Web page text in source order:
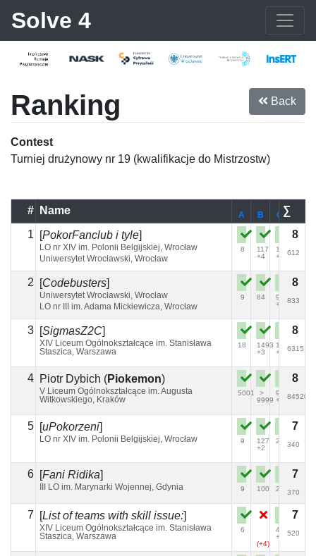
Solve 4
Ranking Back
Contest
Turniej drużynowy nr 19 (kwalifikacje do Mistrzostw)
# Name A B C ∑
1
[PokorFanclub i tyle]
LO nr XIV im. Polonii Belgijskiej, Wrocław
Uniwersytet Wrocławski, Wrocław
8
117
+4
19
+1
72
+2
8
612
2 [Codebusters]
Uniwersytet Wrocławski, Wrocław
LO nr III im. Adama Mickiewicza, Wrocław
9 84
95
+2
138
+2
8
833
3 [SigmasZ2C]
XIV Liceum Ogólnokształcące im. Stanisława
Staszica, Warszawa
18
1493
+3
102
+1
2013
+4
8
6315
4 Piotr Dybich (Piokemon)
V Liceum Ogólnokształcące im. Augusta
Witkowskiego, Kraków
5001
>
9999
9043
+5
>
9999
8
84520
5 [uPokorzeni]
LO nr XIV im. Polonii Belgijskiej, Wrocław 9
127
+2
20 36
7
340
6 [Fani Ridika]
III LO im. Marynarki Wojennej, Gdynia 9 100 21 144
7
370
7 [List of teams with skill issue:]
XIV Liceum Ogólnokształcące im. Stanisława
Staszica, Warszawa
6
(+4)
46
+1
12
7
520